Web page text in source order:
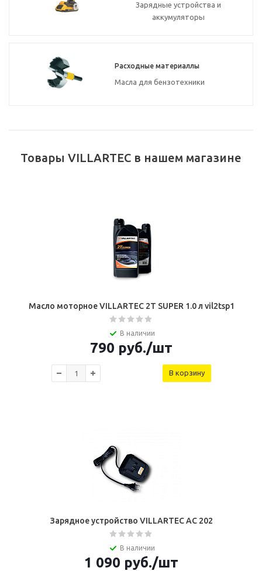
Зарядные устройства и
аккумуляторы
Расходные материаллы
Масла для бензотехники
Товары VILLARTEC в нашем магазине
Масло моторное VILLARTEC 2T SUPER 1.0 л vil2tsp1
В наличии
790 руб./шт
В корзину
Зарядное устройство VILLARTEC AC 202
В наличии
1 090 руб./шт